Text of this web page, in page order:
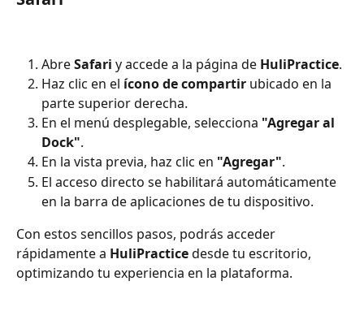
Abre Safari y accede a la página de HuliPractice.
Haz clic en el ícono de compartir ubicado en la
parte superior derecha.
En el menú desplegable, selecciona "Agregar al
Dock".
En la vista previa, haz clic en "Agregar".
El acceso directo se habilitará automáticamente
en la barra de aplicaciones de tu dispositivo.
Con estos sencillos pasos, podrás acceder
rápidamente a HuliPractice desde tu escritorio,
optimizando tu experiencia en la plataforma.